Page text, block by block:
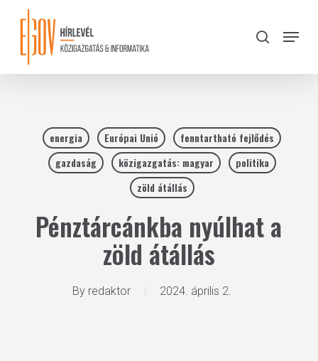
content
search
Menu
energia Európai Unió
fenntartható fejlődés
gazdaság
közigazgatás: magyar
politika
zöld átállás
Pénztárcánkba nyúlhat a
zöld átállás
By redaktor 2024. április 2.
Close